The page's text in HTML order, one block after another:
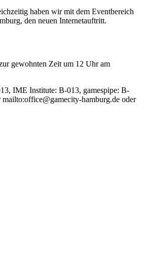
haben wir mit dem Eventbereich
den neuen Internetauftritt.
gewohnten Zeit um 12 Uhr am
IME Institute: B-013, gamespipe: B-
hamburg.de oder